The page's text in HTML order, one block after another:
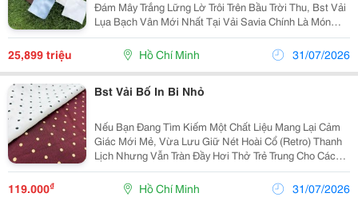
Đám Mây Trắng Lững Lờ Trôi Trên Bầu Trời Thu, Bst Vải
Lụa Bạch Vân Mới Nhất Tại Vải Savia Chính Là Món
Quà Tinh Tế Dành Tặng Những Tâm Hồn Yêu Thích Sự
Thanh Tao, Kiêu Kỳ Và Sang Trọng. Sự Đắt Giá...
25,899 triệu Hồ Chí Minh 31/07/2026
Bst Vải Bố In Bi Nhỏ
Nếu Bạn Đang Tìm Kiếm Một Chất Liệu Mang Lại Cảm
Giác Mới Mẻ, Vừa Lưu Giữ Nét Hoài Cổ (Retro) Thanh
Lịch Nhưng Vẫn Tràn Đầy Hơi Thở Trẻ Trung Cho Các
Thiết Kế Ứng Dụng, Bst Vải Bố In Bi Nhỏ Mới Nhất Tại
Vải Savia Chính Là Mảnh Ghép Hoàn Hảo. Sự...
119.000₫ Hồ Chí Minh 31/07/2026